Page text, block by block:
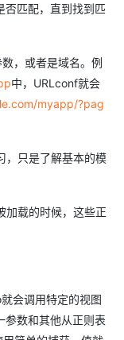
否匹配，直到找到匹
，或者是域名。例
中，URLconf就会
myapp/?pag
，只是了解基本的模
加载的时候，这些正
会调用特定的视图
数和其他从正则表